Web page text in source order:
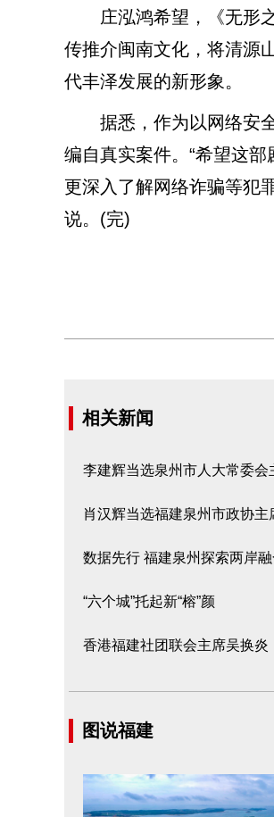
庄泓鸿希望，《无形之
传推介闽南文化，将清源
代丰泽发展的新形象。
据悉，作为以网络安全
编自真实案件。“希望这
更深入了解网络诈骗等犯
说。(完)
相关新闻
李建辉当选泉州市人大常委
肖汉辉当选福建泉州市政协主
数据先行 福建泉州探索两岸
“六个城”托起新“榕”颜
香港福建社团联会主席吴换
图说福建